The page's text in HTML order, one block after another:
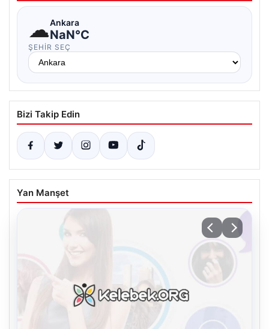
☁Ankara
NaN°C
ŞEHIR SEÇ
Bizi Takip Edin
Yan Manşet